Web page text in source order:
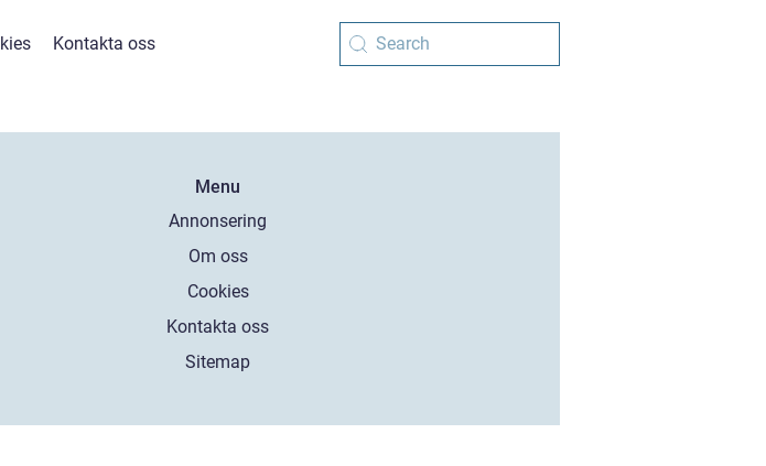
Kontakta oss
Menu
Annonsering
Om oss
Cookies
Kontakta oss
Sitemap